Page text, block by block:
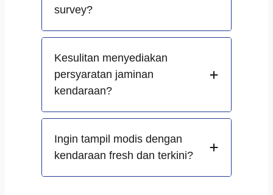
survey?
Kesulitan menyediakan
persyaratan jaminan
kendaraan?
Ingin tampil modis dengan
kendaraan fresh dan terkini?